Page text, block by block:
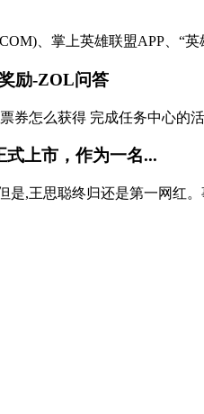
、掌上英雄联盟APP、“
励-ZOL问答
券怎么获得 完成任务中心的
上市，作为一名...
,王思聪终归还是第一网红